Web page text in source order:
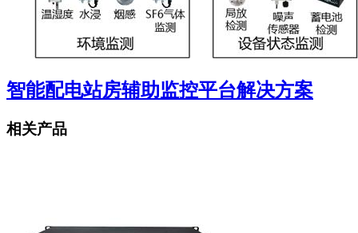
智能配电站房辅助监控平台解决方案
相关产品